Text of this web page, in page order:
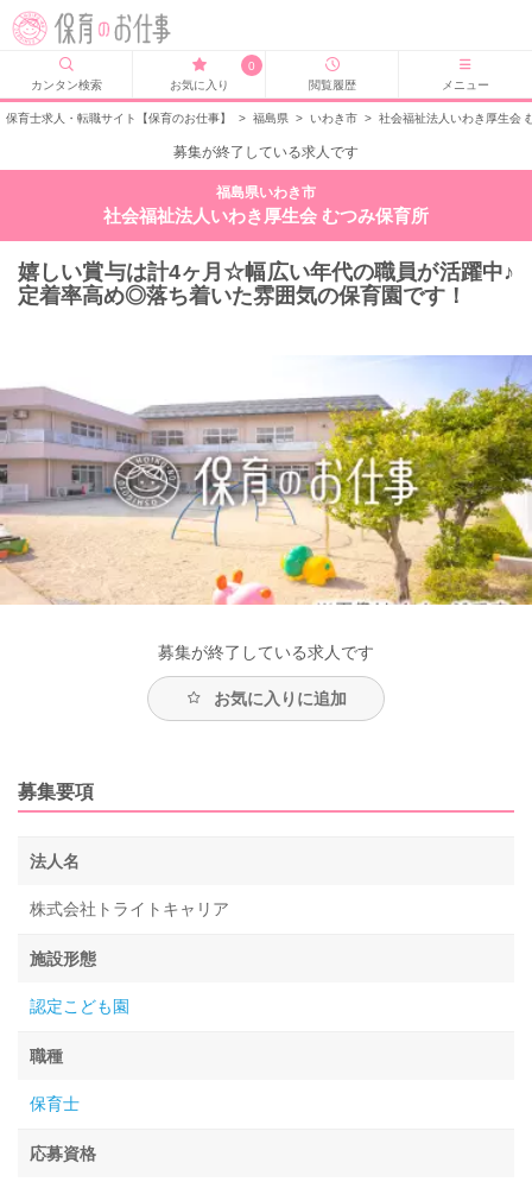
カンタン検索
0
お気に入り
閲覧履歴 メニュー
保育士求人・転職サイト【保育のお仕事】 > 福島県 > いわき市 > 社会福祉法人いわき厚生会
募集が終了している求人です
福島県いわき市
社会福祉法人いわき厚生会 むつみ保育所
嬉しい賞与は計4ヶ月☆幅広い年代の職員が活躍中♪
定着率高め◎落ち着いた雰囲気の保育園です！
募集が終了している求人です
お気に入りに追加
募集要項
法人名
株式会社トライトキャリア
施設形態
認定こども園
職種
保育士
応募資格